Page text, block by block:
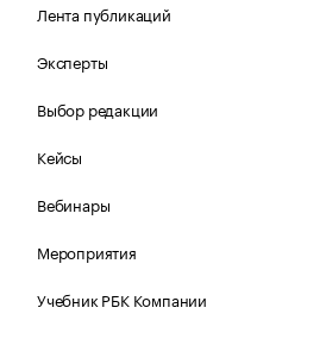
Лента публикаций
Эксперты
Выбор редакции
Кейсы
Вебинары
Мероприятия
Учебник РБК Компании